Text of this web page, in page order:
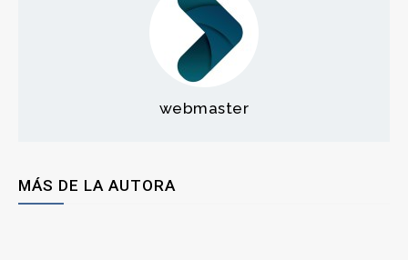
webmaster
MÁS DE LA AUTORA